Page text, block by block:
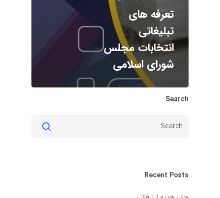
تعرفه‌ های
تبلیغاتی
انتخابات مجلس
شورای اسلامی
Search
Recent Posts